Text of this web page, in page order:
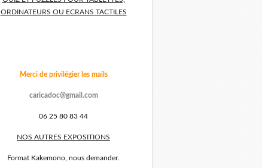
ORDINATEURS OU ECRANS TACTILES
Merci de privilégier les mails
caricadoc@gmail.com
06 25 80 83 44
NOS AUTRES EXPOSITIONS
Format Kakemono, nous demander.